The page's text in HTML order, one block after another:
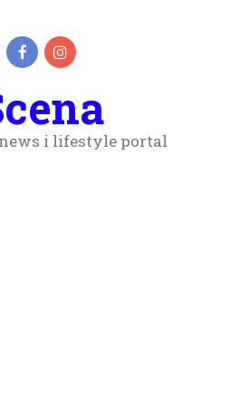
i lifestyle portal